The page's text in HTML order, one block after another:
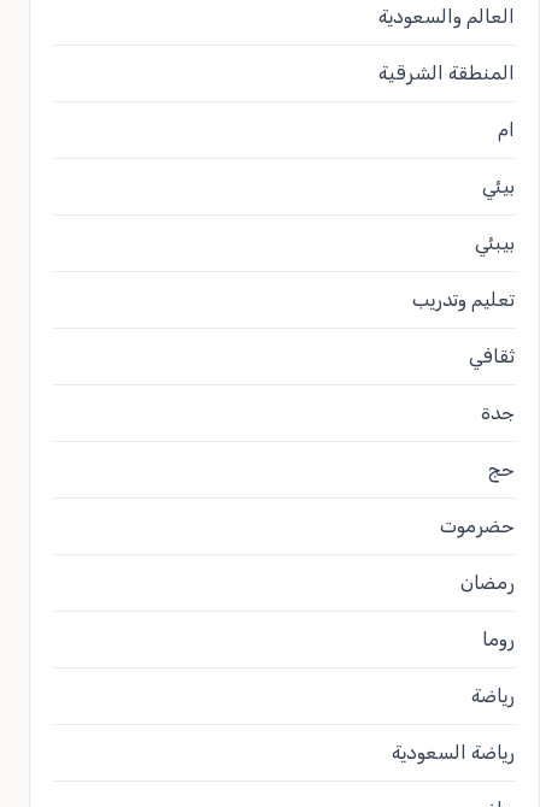
العالم والسعودية
المنطقة الشرقية
ام
بيئي
بيبئي
تعليم وتدريب
ثقافي
جدة
حج
حضرموت
رمضان
روما
رياضة
رياضة السعودية